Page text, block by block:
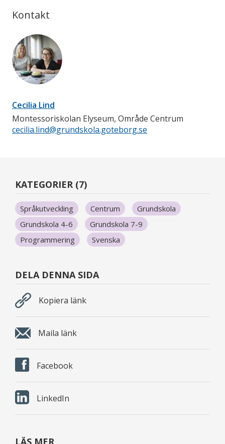
Kontakt
Cecilia Lind
Montessoriskolan Elyseum, Område Centrum
cecilia.lind@grundskola.goteborg.se
KATEGORIER (7)
Språkutveckling Centrum
Grundskola
Grundskola 4-6
Grundskola 7-9
Programmering
Svenska
DELA DENNA SIDA
Kopiera länk
Maila länk
Facebook
LinkedIn
LÄS MER